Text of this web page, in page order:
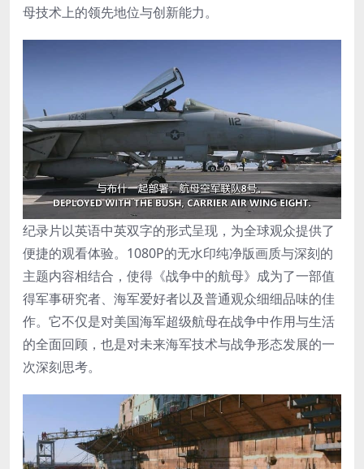
母技术上的领先地位与创新能力。
纪录片以英语中英双字的形式呈现，为全球观众提供了
便捷的观看体验。1080P的无水印纯净版画质与深刻的
主题内容相结合，使得《战争中的航母》成为了一部值
得军事研究者、海军爱好者以及普通观众细细品味的佳
作。它不仅是对美国海军超级航母在战争中作用与生活
的全面回顾，也是对未来海军技术与战争形态发展的一
次深刻思考。